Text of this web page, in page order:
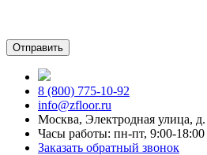
8 (800) 775-10-92
info@zfloor.ru
Москва, Электродная улица, д.
Часы работы: пн-пт, 9:00-18:00
Заказать обратный звонок